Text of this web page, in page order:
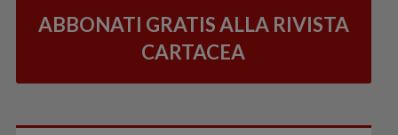
ABBONATI GRATIS ALLA RIVISTA
CARTACEA